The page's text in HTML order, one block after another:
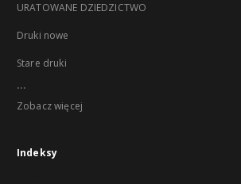
URATOWANE DZIEDZICTWO
Druki nowe
Stare druki
...
Zobacz więcej
Indeksy